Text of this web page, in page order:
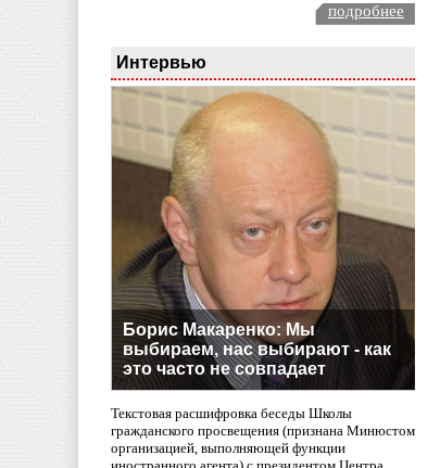
подробнее
Интервью
Борис Макаренко: Мы
выбираем, нас выбирают - как
это часто не совпадает
Текстовая расшифровка беседы Школы
гражданского просвещения (признана Минюстом
организацией, выполняющей функции